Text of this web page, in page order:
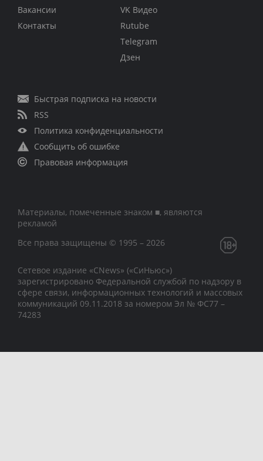
Вакансии
Контакты
VK Видео
Rutube
Telegram
Дзен
Быстрая подписка на новости
RSS
Политика конфиденциальности
Сообщить об ошибке
Правовая информация
Материалы, помеченные знаком ■, являются
рекламой
Все права защищены © 1995 – 2026
Сетевое издание «CNews» («СиНьюс»)
зарегистрировано Федеральной службой по надзору в
сфере связи, информационных технологий и массовых
коммуникаций 09.11.2018 за номером Эл № ФС77 –
74283